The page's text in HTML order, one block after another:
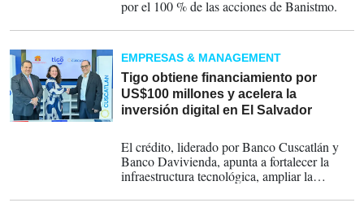
por el 100 % de las acciones de Banistmo.
EMPRESAS & MANAGEMENT
Tigo obtiene financiamiento por
US$100 millones y acelera la
inversión digital en El Salvador
El crédito, liderado por Banco Cuscatlán y
Banco Davivienda, apunta a fortalecer la
infraestructura tecnológica, ampliar la
5G en el país.